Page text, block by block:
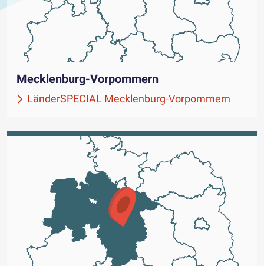
Mecklenburg-Vorpommern
LänderSPECIAL Mecklenburg-Vorpommern